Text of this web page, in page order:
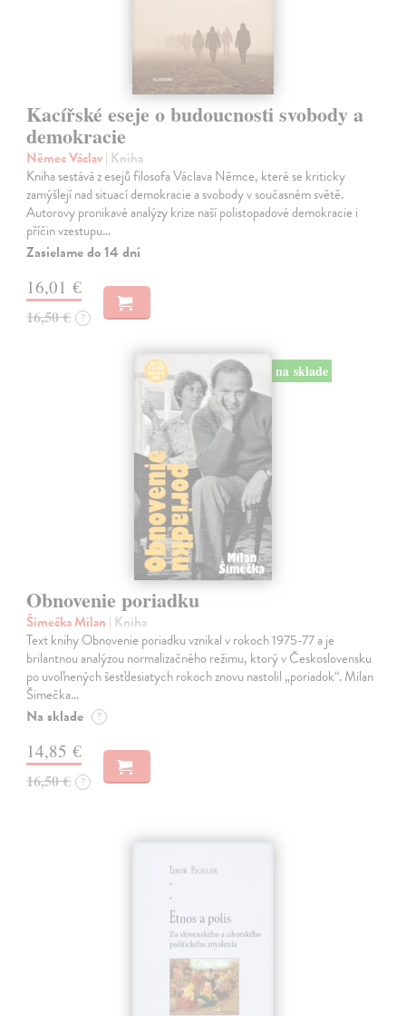
Kacířské eseje o budoucnosti svobody a
demokracie
Němec Václav| Kniha
Kniha sestává z esejů filosofa Václava Němce, které se kriticky
zamýšlejí nad situací demokracie a svobody v současném světě.
Autorovy pronikavé analýzy krize naší polistopadové demokracie i
příčin vzestupu…
Zasielame do 14 dní
16,01 €
16,50 € ?
na sklade
Obnovenie poriadku
Šimečka Milan | Kniha
Text knihy Obnovenie poriadku vznikal v rokoch 1975-77 a je
brilantnou analýzou normalizačného režimu, ktorý v Československu
po uvoľnených šesťdesiatych rokoch znovu nastolil „poriadok“. Milan
Šimečka…
Na sklade ?
14,85 €
16,50 € ?